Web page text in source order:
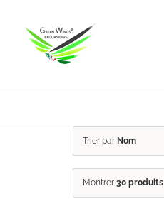
contenu
Trier par Nom
Montrer 30 produits